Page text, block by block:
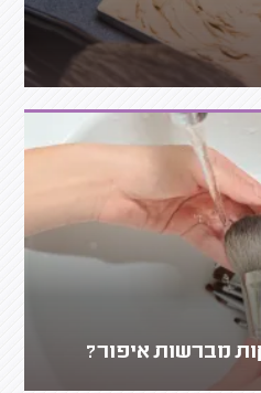
מברשות איפור?